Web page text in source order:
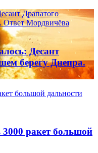
Драпатого
Ответ Мордвичёва
Десант
берегу Днепра.
большой дальности
ракет большой